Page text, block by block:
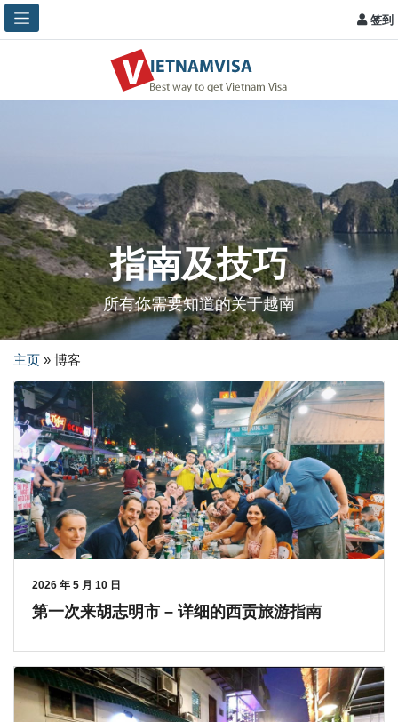
签到
指南及技巧
所有你需要知道的关于越南
主页 » 博客
2026 年 5 月 10 日
第一次来胡志明市 – 详细的西贡旅游指南